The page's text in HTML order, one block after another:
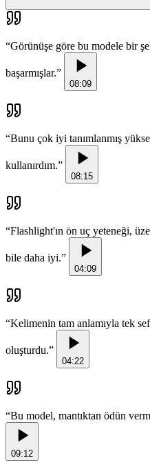
“Görünüşe göre bu modele bir
başarmışlar.”
08:09
“Bunu çok iyi tanımlanmış
kullanırdım.”
08:15
“Flashlight'ın ön uç yeteneği,
bile daha iyi.”
04:09
“Kelimenin tam anlamıyla tek
oluşturdu.”
04:22
“Bu model, mantıktan ödün
09:12